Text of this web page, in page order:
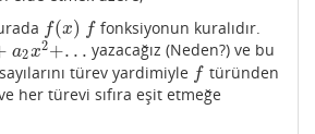
f(x)
f(x) f
f fonksiyonun kuralıdır.
a2x2+. . . yazacağız (Neden?) ve bu
türev yardimiyle f
f türünden
her türevi sıfıra eşit etmeğe